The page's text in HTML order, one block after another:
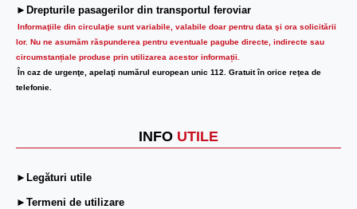
►Drepturile pasagerilor din transportul feroviar
Informaţiile din circulaţie sunt variabile, valabile doar pentru data şi ora solicitării
lor. Nu ne asumăm răspunderea pentru eventuale pagube directe, indirecte sau
circumstanțiale produse prin utilizarea acestor informații.
În caz de urgenţe, apelaţi numărul european unic 112. Gratuit în orice reţea de
telefonie.
INFO UTILE
►Legături utile
►Termeni de utilizare